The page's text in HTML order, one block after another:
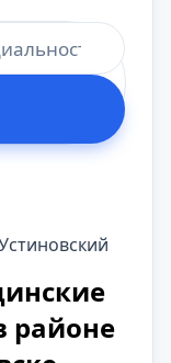
районе